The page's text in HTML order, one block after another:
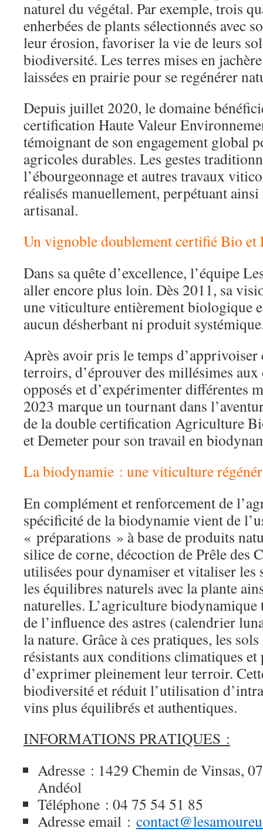
naturel du végétal. Par exemple, trois
enherbées de plants sélectionnés avec
leur érosion, favoriser la vie de leurs
biodiversité. Les terres mises en
laissées en prairie pour se regénérer
Depuis juillet 2020, le domaine
certification Haute Valeur
témoignant de son engagement global
agricoles durables. Les gestes
l’ébourgeonnage et autres travaux
réalisés manuellement, perpétuant
artisanal.
Un vignoble doublement certifié Bio et
Dans sa quête d’excellence, l’équipe
aller encore plus loin. Dès 2011, sa
une viticulture entièrement biologique
aucun désherbant ni produit
Après avoir pris le temps d’apprivoiser
terroirs, d’éprouver des millésimes
opposés et d’expérimenter différentes
2023 marque un tournant dans
de la double certification Agriculture
et Demeter pour son travail en
La biodynamie : une viticulture
En complément et renforcement de
spécificité de la biodynamie vient de
« préparations » à base de produits
silice de corne, décoction de Prêle
utilisées pour dynamiser et vitaliser les
les équilibres naturels avec la plante
naturelles. L’agriculture biodynamique
de l’influence des astres (calendrier
la nature. Grâce à ces pratiques, les
résistants aux conditions climatiques
d’exprimer pleinement leur terroir.
biodiversité et réduit l’utilisation
vins plus équilibrés et authentiques.
INFORMATIONS PRATIQUES :
Adresse : 1429 Chemin de Vinsas,
Andéol
Téléphone : 04 75 54 51 85
Adresse email :